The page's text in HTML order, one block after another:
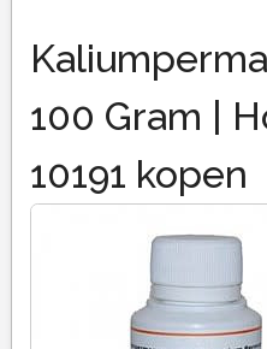
100 Gram |
10191 kopen